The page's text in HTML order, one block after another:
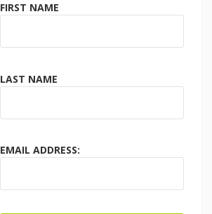
FIRST NAME
LAST NAME
EMAIL ADDRESS: